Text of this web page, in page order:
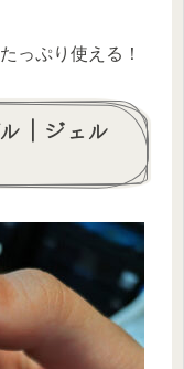
っぷり使える！
｜ジェル